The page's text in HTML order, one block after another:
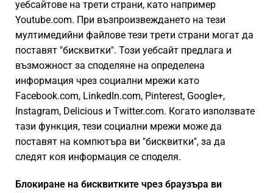
уебсайтове на трети страни, като например
Youtube.com. При възпроизвеждането на тези
мултимедийни файлове тези трети страни могат да
поставят "бисквитки". Този уебсайт предлага и
възможност за споделяне на определена
информация чрез социални мрежи като
Facebook.com, LinkedIn.com, Pinterest, Google+,
Instagram, Delicious и Twitter.com. Когато използвате
тази функция, тези социални мрежи може да
поставят на компютъра ви "бисквитки", за да
следят коя информация се споделя.
Блокиране на бисквитките чрез браузъра ви